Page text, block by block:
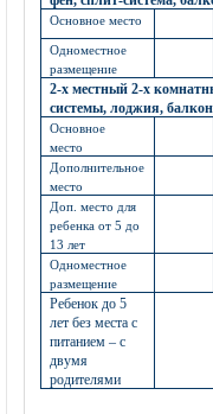
Основное место
Одноместное
размещение
2-х местный 2-х
системы, лоджия,
Основное
место
Дополнительное
место
Доп. место для
ребенка от 5 до
13 лет
Одноместное
размещение
Ребенок до 5
лет без места с
питанием – с
двумя
родителями